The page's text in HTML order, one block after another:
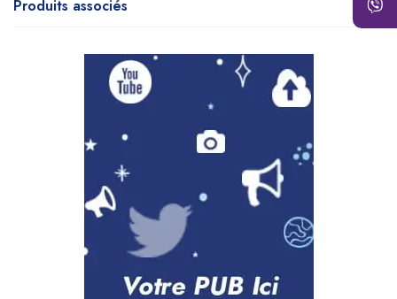
Produits associés